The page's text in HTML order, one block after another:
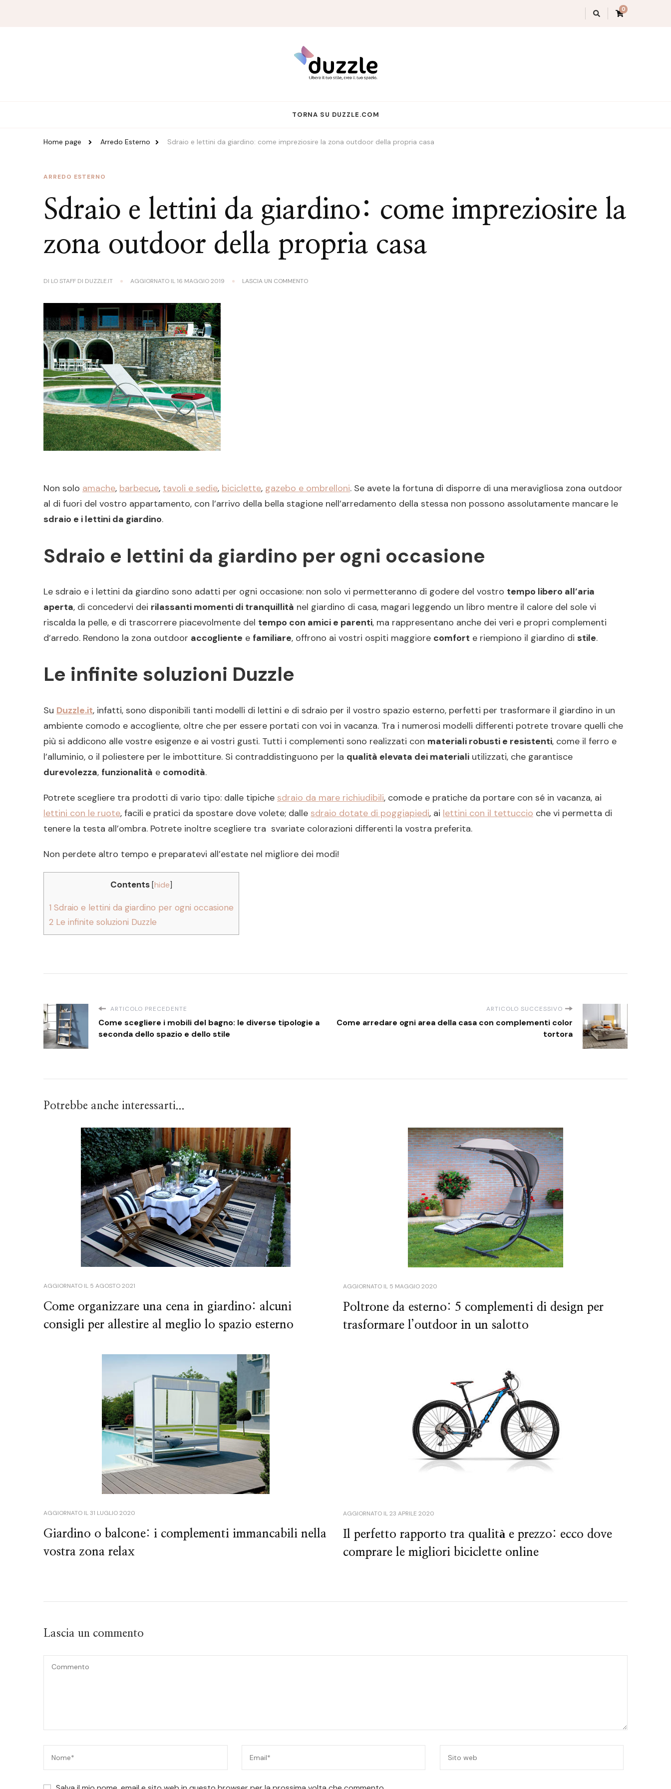
0
TORNA SU DUZZLE.COM
Home page Arredo Esterno Sdraio e lettini da giardino: come impreziosire la zona outdoor della propria casa
ARREDO ESTERNO
Sdraio e lettini da giardino: come impreziosire la
zona outdoor della propria casa
DI LO STAFF DI DUZZLE.IT AGGIORNATO IL 16 MAGGIO 2019 LASCIA UN COMMENTOSU
Non solo amache, barbecue, tavoli e sedie, biciclette, gazebo e ombrelloni. Se avete la fortuna di disporre di una meravigliosa zona outdoor
al di fuori del vostro appartamento, con l’arrivo della bella stagione nell’arredamento della stessa non possono assolutamente mancare le
sdraio e i lettini da giardino.
Sdraio e lettini da giardino per ogni occasione
Le sdraio e i lettini da giardino sono adatti per ogni occasione: non solo vi permetteranno di godere del vostro tempo libero all’aria
aperta, di concedervi dei rilassanti momenti di tranquillità nel giardino di casa, magari leggendo un libro mentre il calore del sole vi
riscalda la pelle, e di trascorrere piacevolmente del tempo con amici e parenti, ma rappresentano anche dei veri e propri complementi
d’arredo. Rendono la zona outdoor accogliente e familiare, offrono ai vostri ospiti maggiore comfort e riempiono il giardino di stile.
Le infinite soluzioni Duzzle
Su Duzzle.it, infatti, sono disponibili tanti modelli di lettini e di sdraio per il vostro spazio esterno, perfetti per trasformare il giardino in un
ambiente comodo e accogliente, oltre che per essere portati con voi in vacanza. Tra i numerosi modelli differenti potrete trovare quelli che
più si addicono alle vostre esigenze e ai vostri gusti. Tutti i complementi sono realizzati con materiali robusti e resistenti, come il ferro e
l’alluminio, o il poliestere per le imbottiture. Si contraddistinguono per la qualità elevata dei materiali utilizzati, che garantisce
durevolezza, funzionalità e comodità.
Potrete scegliere tra prodotti di vario tipo: dalle tipiche sdraio da mare richiudibili, comode e pratiche da portare con sé in vacanza, ai
lettini con le ruote, facili e pratici da spostare dove volete; dalle sdraio dotate di poggiapiedi, ai lettini con il tettuccio che vi permetta di
tenere la testa all’ombra. Potrete inoltre scegliere tra svariate colorazioni differenti la vostra preferita.
Non perdete altro tempo e preparatevi all’estate nel migliore dei modi!
Contents [hide]
1 Sdraio e lettini da giardino per ogni occasione
2 Le infinite soluzioni Duzzle
ARTICOLO PRECEDENTE
Come scegliere i mobili del bagno: le diverse tipologie a
seconda dello spazio e dello stile
ARTICOLO SUCCESSIVO
Come arredare ogni area della casa con complementi color
tortora
Potrebbe anche interessarti...
AGGIORNATO IL 5 AGOSTO 2021
Come organizzare una cena in giardino: alcuni
consigli per allestire al meglio lo spazio esterno
AGGIORNATO IL 5 MAGGIO 2020
Poltrone da esterno: 5 complementi di design per
trasformare l’outdoor in un salotto
AGGIORNATO IL31 LUGLIO 2020
Giardino o balcone: i complementi immancabili nella
vostra zona relax
AGGIORNATO IL23 APRILE 2020
Il perfetto rapporto tra qualità e prezzo: ecco dove
comprare le migliori biciclette online
Lascia un commento